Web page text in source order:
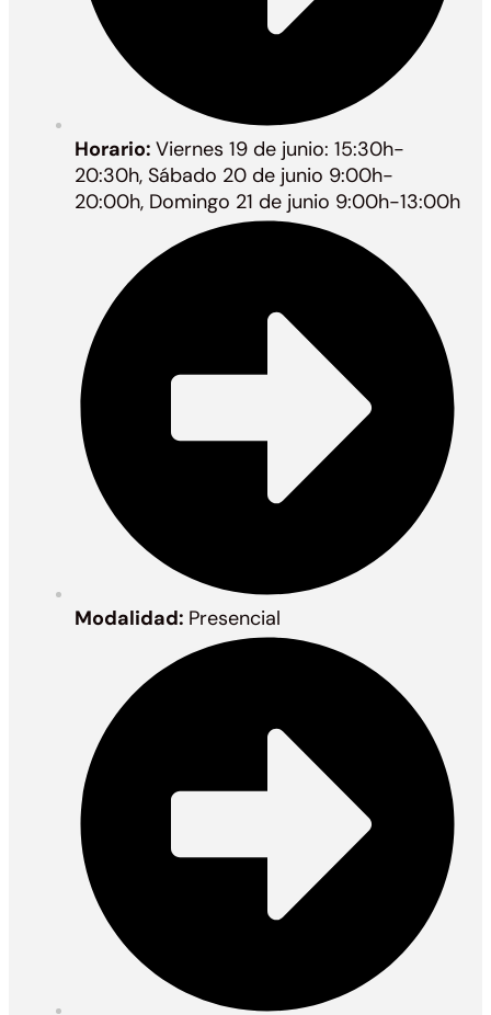
Horario: Viernes 19 de junio: 15:30h-
20:30h, Sábado 20 de junio 9:00h-
20:00h, Domingo 21 de junio 9:00h-13:00h
Modalidad: Presencial